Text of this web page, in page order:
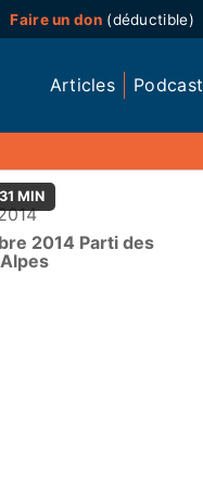
Faire un don(déductible)
Articles
31 MIN
2014 Parti des